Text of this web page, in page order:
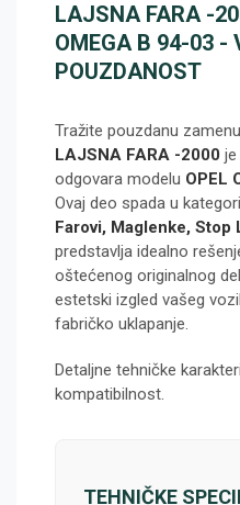
LAJSNA FARA -
OMEGA B 94-03 -
POUZDANOST
Tražite pouzdanu
LAJSNA FARA -2000
odgovara modelu OPEL
Ovaj deo spada u
Farovi, Maglenke, Stop
predstavlja idealno
oštećenog originalnog
estetski izgled vašeg
fabričko uklapanje.
Detaljne tehničke
kompatibilnost.
TEHNIČKE